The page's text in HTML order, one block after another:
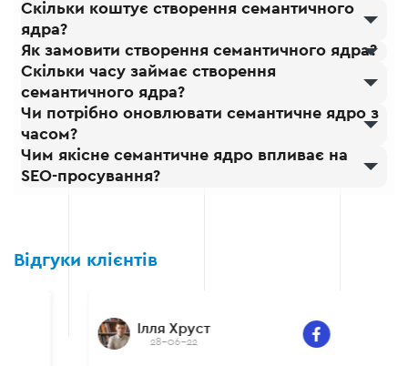
Скільки коштує створення семантичного
ядра?
Як замовити створення семантичного ядра?
Скільки часу займає створення
семантичного ядра?
Чи потрібно оновлювати семантичне ядро з
часом?
Чим якісне семантичне ядро впливає на
SEO-просування?
Відгуки клієнтів
Ілля Хруст
28-06-22